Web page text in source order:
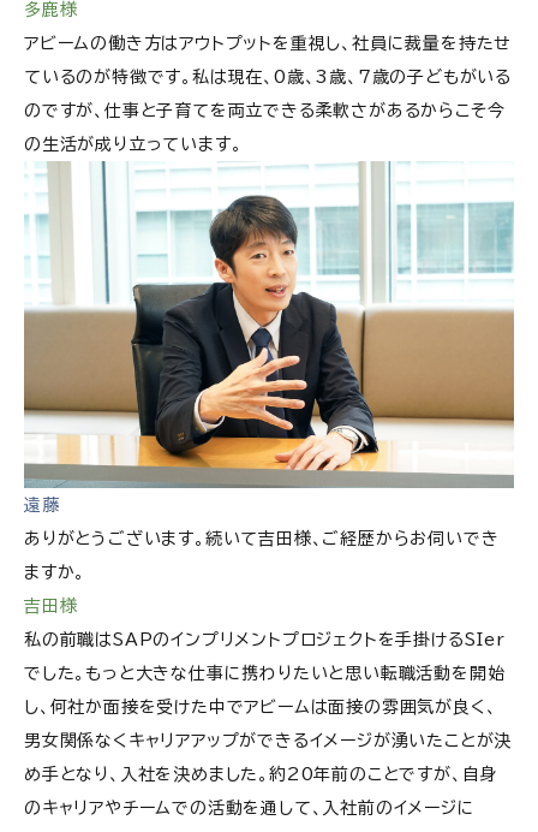
多鹿様
アビームの働き方はアウトプットを重視し、社員に裁量を持たせ
ているのが特徴です。私は現在、0歳、3歳、7歳の子どもがいる
のですが、仕事と子育てを両立できる柔軟さがあるからこそ今
の生活が成り立っています。
遠藤
ありがとうございます。続いて吉田様、ご経歴からお伺いでき
ますか。
吉田様
私の前職はSAPのインプリメントプロジェクトを手掛けるSIer
でした。もっと大きな仕事に携わりたいと思い転職活動を開始
し、何社か面接を受けた中でアビームは面接の雰囲気が良く、
男女関係なくキャリアアップができるイメージが湧いたことが決
め手となり、入社を決めました。約20年前のことですが、自身
のキャリアやチームでの活動を通して、入社前のイメージに